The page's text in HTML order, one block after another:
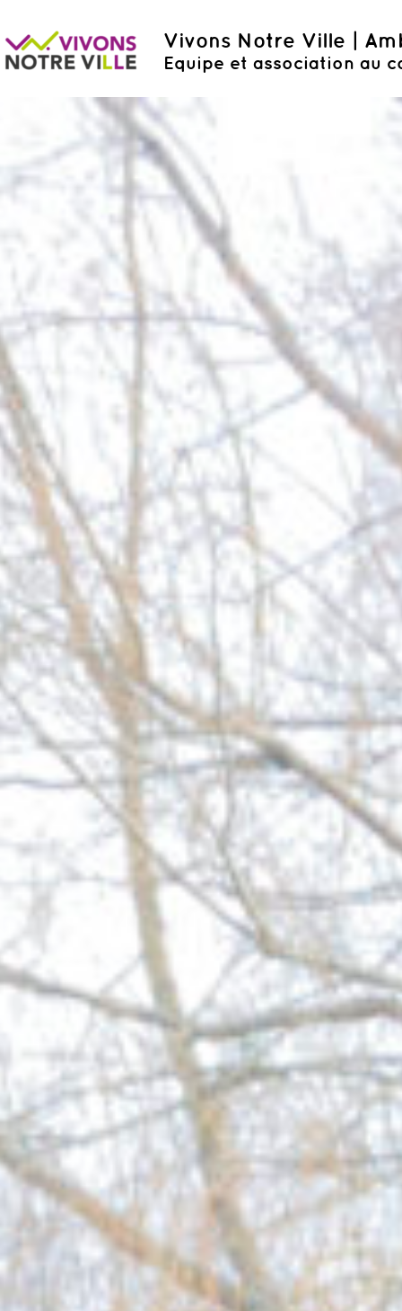
Vivons Notre Ville |
Equipe et association au